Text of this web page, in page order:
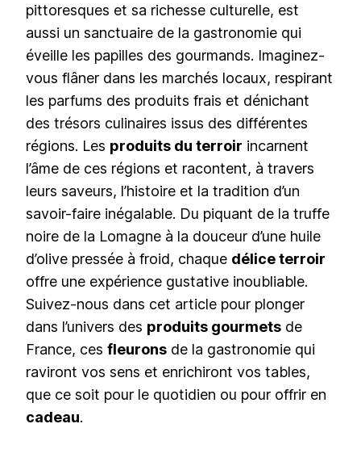
pittoresques et sa richesse culturelle, est
aussi un sanctuaire de la gastronomie qui
éveille les papilles des gourmands. Imaginez-
vous flâner dans les marchés locaux, respirant
les parfums des produits frais et dénichant
des trésors culinaires issus des différentes
régions. Les produits du terroir incarnent
l’âme de ces régions et racontent, à travers
leurs saveurs, l’histoire et la tradition d’un
savoir-faire inégalable. Du piquant de la truffe
noire de la Lomagne à la douceur d’une huile
d’olive pressée à froid, chaque délice terroir
offre une expérience gustative inoubliable.
Suivez-nous dans cet article pour plonger
dans l’univers des produits gourmets de
France, ces fleurons de la gastronomie qui
raviront vos sens et enrichiront vos tables,
que ce soit pour le quotidien ou pour offrir en
cadeau.